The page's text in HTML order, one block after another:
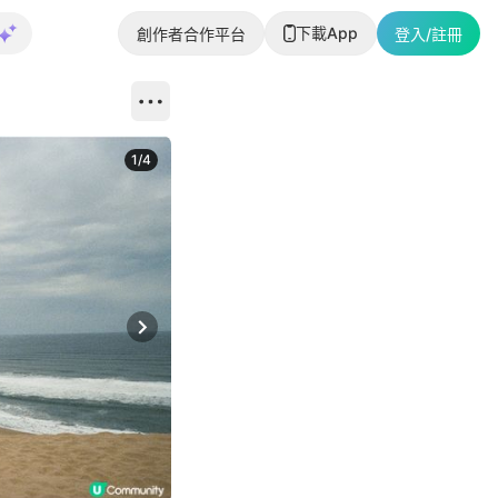
創作者合作平台 下載App 登入/註冊
Next slide
1/4